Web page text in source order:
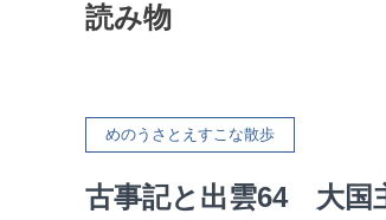
読み物
めのうさとえすこな散歩
古事記と出雲64 大